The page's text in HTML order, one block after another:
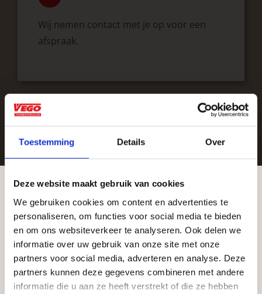
Toestemming Details Over
Deze website maakt gebruik van cookies
We gebruiken cookies om content en advertenties te
personaliseren, om functies voor social media te bieden
en om ons websiteverkeer te analyseren. Ook delen we
informatie over uw gebruik van onze site met onze
partners voor social media, adverteren en analyse. Deze
partners kunnen deze gegevens combineren met andere
informatie die u aan ze heeft verstrekt of die ze hebben
Wij nemen contact met je op voor een
afspraak.
demo-opstelling.
Aangepaste openingstijden tijdens de
vakantieperiode
Waardenburg en Vego Dordrecht hanteren tijdens
de vakantieperiode aangepaste openingstijden op
zaterdag. Bekijk de vestigingspagina voor de